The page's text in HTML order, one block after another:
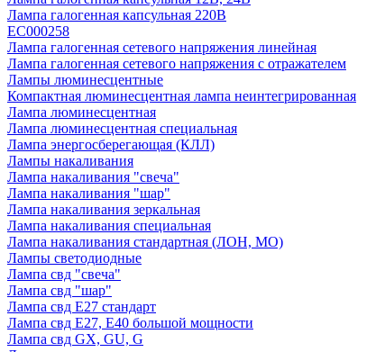
Лампа галогенная капсульная 220В
EC000258
Лампа галогенная сетевого напряжения линейная
Лампа галогенная сетевого напряжения с отражателем
Лампы люминесцентные
Компактная люминесцентная лампа неинтегрированная
Лампа люминесцентная
Лампа люминесцентная специальная
Лампа энергосберегающая (КЛЛ)
Лампы накаливания
Лампа накаливания "свеча"
Лампа накаливания "шар"
Лампа накаливания зеркальная
Лампа накаливания специальная
Лампа накаливания стандартная (ЛОН, МО)
Лампы светодиодные
Лампа свд "свеча"
Лампа свд "шар"
Лампа свд E27 стандарт
Лампа свд E27, Е40 большой мощности
Лампа свд GX, GU, G